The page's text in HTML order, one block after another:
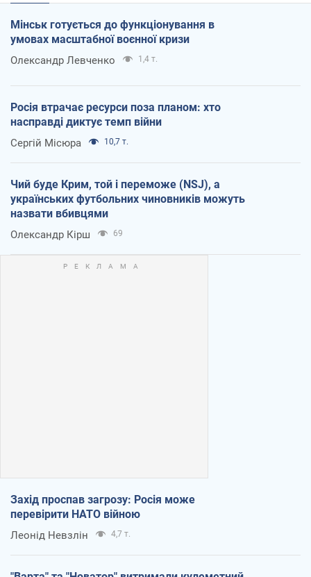
Мінськ готується до функціонування в
умовах масштабної воєнної кризи
Олександр Левченко 1,4 т.
Росія втрачає ресурси поза планом: хто
насправді диктує темп війни
Сергій Місюра 10,7 т.
Чий буде Крим, той і переможе (NSJ), а
українських футбольних чиновників можуть
назвати вбивцями
Олександр Кірш 69
Захід проспав загрозу: Росія може
перевірити НАТО війною
Леонід Невзлін 4,7 т.